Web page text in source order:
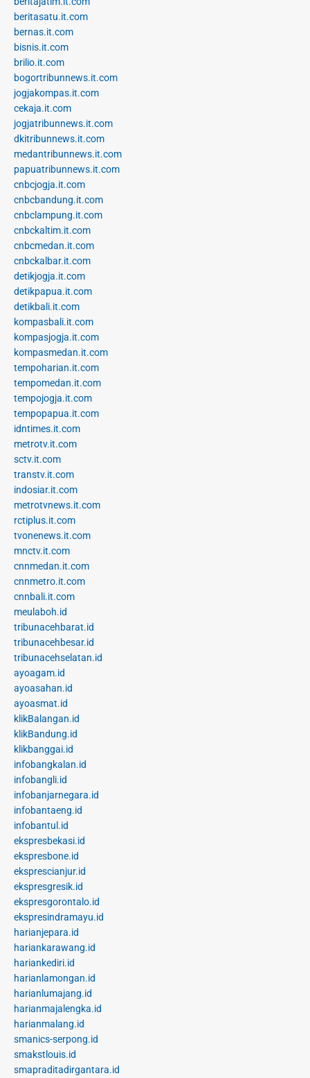
beritasatu.it.com
bernas.it.com
bisnis.it.com
brilio.it.com
bogortribunnews.it.com
jogjakompas.it.com
cekaja.it.com
jogjatribunnews.it.com
dkitribunnews.it.com
medantribunnews.it.com
papuatribunnews.it.com
cnbcjogja.it.com
cnbcbandung.it.com
cnbclampung.it.com
cnbckaltim.it.com
cnbcmedan.it.com
cnbckalbar.it.com
detikjogja.it.com
detikpapua.it.com
detikbali.it.com
kompasbali.it.com
kompasjogja.it.com
kompasmedan.it.com
tempoharian.it.com
tempomedan.it.com
tempojogja.it.com
tempopapua.it.com
idntimes.it.com
metrotv.it.com
sctv.it.com
transtv.it.com
indosiar.it.com
metrotvnews.it.com
rctiplus.it.com
tvonenews.it.com
mnctv.it.com
cnnmedan.it.com
cnnmetro.it.com
cnnbali.it.com
meulaboh.id
tribunacehbarat.id
tribunacehbesar.id
tribunacehselatan.id
ayoagam.id
ayoasahan.id
ayoasmat.id
klikBalangan.id
klikBandung.id
klikbanggai.id
infobangkalan.id
infobangli.id
infobanjarnegara.id
infobantaeng.id
infobantul.id
ekspresbekasi.id
ekspresbone.id
eksprescianjur.id
ekspresgresik.id
ekspresgorontalo.id
ekspresindramayu.id
harianjepara.id
hariankarawang.id
hariankediri.id
harianlamongan.id
harianlumajang.id
harianmajalengka.id
harianmalang.id
smanics-serpong.id
smakstlouis.id
smapraditadirgantara.id